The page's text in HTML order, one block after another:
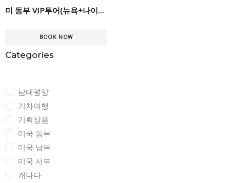
Categories
남태평양
기차여행
기획상품
미국 동부
미국 남부
미국 서부
캐나다
미 동부 VIP투어(뉴욕+나이야가라) 7일
BOOK NOW